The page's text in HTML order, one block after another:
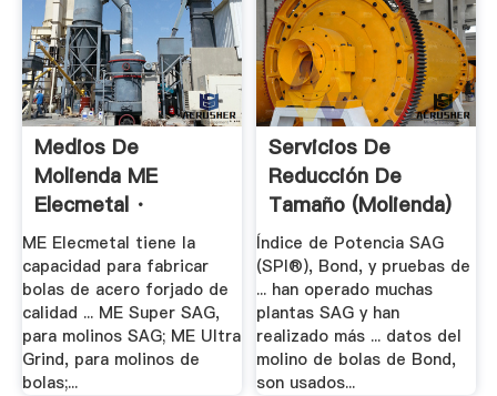
Medios De
Molienda ME
Elecmetal ·
Presencia Y
Distribución.
ME Elecmetal tiene la
capacidad para fabricar
bolas de acero forjado de
calidad ... ME Super SAG,
para molinos SAG; ME Ultra
Grind, para molinos de
bolas;...
Servicios De
Reducción De
Tamaño (molienda)
Índice de Potencia SAG
(SPI®), Bond, y pruebas de
... han operado muchas
plantas SAG y han
realizado más ... datos del
molino de bolas de Bond,
son usados...